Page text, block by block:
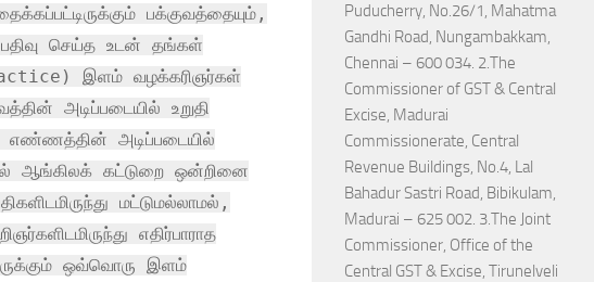
பக்குவத்தையும்,
செய்த உடன் தங்கள்
இளம் வழக்கரிஞர்கள்
அடிப்படையில் உறுதி
எண்ணத்தின் அடிப்படையில்
ஆங்கிலக் கட்டுறை ஒன்றினை
மட்டுமல்லாமல்,
எதிர்பாராத
ஒவ்வொரு இளம்
Puducherry, No.26/1, Mahatma
Gandhi Road, Nungambakkam,
Chennai – 600 034. 2.The
Commissioner of GST & Central
Excise, Madurai
Commissionerate, Central
Revenue Buildings, No.4, Lal
Bahadur Sastri Road, Bibikulam,
Madurai – 625 002. 3.The Joint
Commissioner, Office of the
Central GST & Excise, Tirunelveli